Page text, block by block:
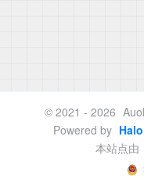
© 2021 - 2026
Powered by Halo
本站点由